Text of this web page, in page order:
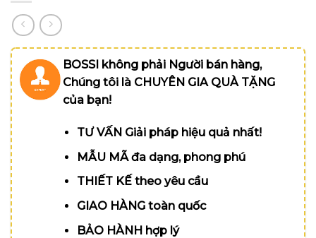
BOSSI không phải Người bán hàng,
Chúng tôi là CHUYÊN GIA QUÀ TẶNG
của bạn!
TƯ VẤN Giải pháp hiệu quả nhất!
MẪU MÃ đa dạng, phong phú
THIẾT KẾ theo yêu cầu
GIAO HÀNG toàn quốc
BẢO HÀNH hợp lý